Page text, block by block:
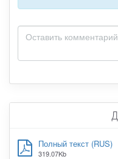
Полный текст (RUS)
319.07Kb